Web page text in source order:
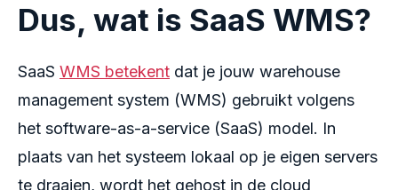
Dus, wat is SaaS WMS?
SaaS WMS betekent dat je jouw warehouse
management system (WMS) gebruikt volgens
het software-as-a-service (SaaS) model. In
plaats van het systeem lokaal op je eigen servers
te draaien, wordt het gehost in de cloud